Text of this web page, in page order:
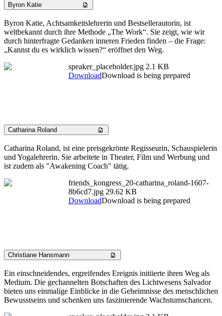
Byron Katie
Byron Katie, Achtsamkeitslehrerin und Bestsellerautorin, ist
weltbekannt durch ihre Methode „The Work“. Sie zeigt, wie wir
durch hinterfragte Gedanken inneren Frieden finden – die Frage:
„Kannst du es wirklich wissen?“ eröffnet den Weg.
speaker_placeholder.jpg 2.1 KB
DownloadDownload is being prepared
Catharina Roland
Catharina Roland, ist eine preisgekrönte Regisseurin, Schauspielerin
und Yogalehrerin. Sie arbeitete in Theater, Film und Werbung und
ist zudem als "Awakening Coach" tätig.
friends_kongress_20-catharina_roland-1607-
8b6cd7.jpg 29.62 KB
DownloadDownload is being prepared
Christiane Hansmann
Ein einschneidendes, ergreifendes Ereignis initiierte ihren Weg als
Medium. Die gechannelten Botschaften des Lichtwesens Salvador
bieten uns einmalige Einblicke in die Geheimnisse des menschlichen
Bewusstseins und schenken uns faszinierende Wachstumschancen.